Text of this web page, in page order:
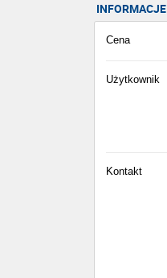
INFORMACJE
Cena
Użytkownik
Kontakt